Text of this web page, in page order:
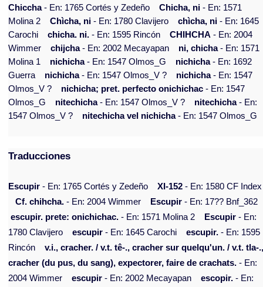
Chiccha- En: 1765 Cortés y Zedeño Chicha, ni - En: 1571
Molina 2
Chìcha, ni - En: 1780 Clavijero chìcha, ni - En: 1645
Carochi
chicha. ni. - En: 1595 Rincón CHIHCHA - En: 2004
Wimmer
chijcha- En: 2002 Mecayapan ni, chicha- En: 1571
Molina 1
nichicha- En: 1547 Olmos_G nichicha- En: 1692
Guerra
nichicha- En: 1547 Olmos_V ? nichicha- En: 1547
Olmos_V ?
nichicha; pret. perfecto onichichac - En: 1547
Olmos_G
nitechicha- En: 1547 Olmos_V ? nitechicha- En:
1547 Olmos_V ?
nitechicha vel nichicha- En: 1547 Olmos_G
Traducciones
Escupir - En: 1765 Cortés y Zedeño XI-152 - En: 1580 CF Index
Cf. chihcha. - En: 2004 Wimmer Escupir - En: 17?? Bnf_362
escupir. prete: onichichac. - En: 1571 Molina 2 Escupir - En:
1780 Clavijero
escupir - En: 1645 Carochi escupir. - En: 1595
Rincón
v.i., cracher. / v.t. tê-., cracher sur quelqu'un. / v.t. tla-
cracher (du pus, du sang), expectorer, faire de crachats. - En:
2004 Wimmer
escupir - En: 2002 Mecayapan escopir. - En: